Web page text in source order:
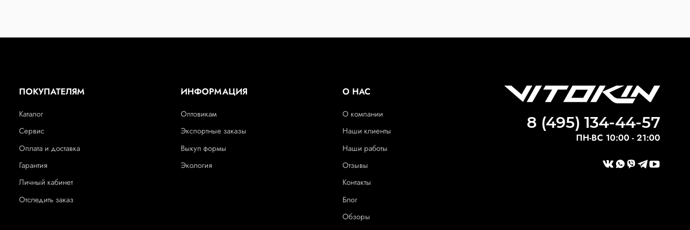
ПОКУПАТЕЛЯМ
Каталог
Сервис
Оплата и доставка
Гарантия
Личный кабинет
Отследить заказ
ИНФОРМАЦИЯ
Оптовикам
Экспортные заказы
Выкуп формы
Экология
О НАС
О компании
Наши клиенты
Наши работы
Отзывы
Контакты
Блог
Обзоры
8 (495) 134-44-57
ПН-ВС 10:00 - 21:00